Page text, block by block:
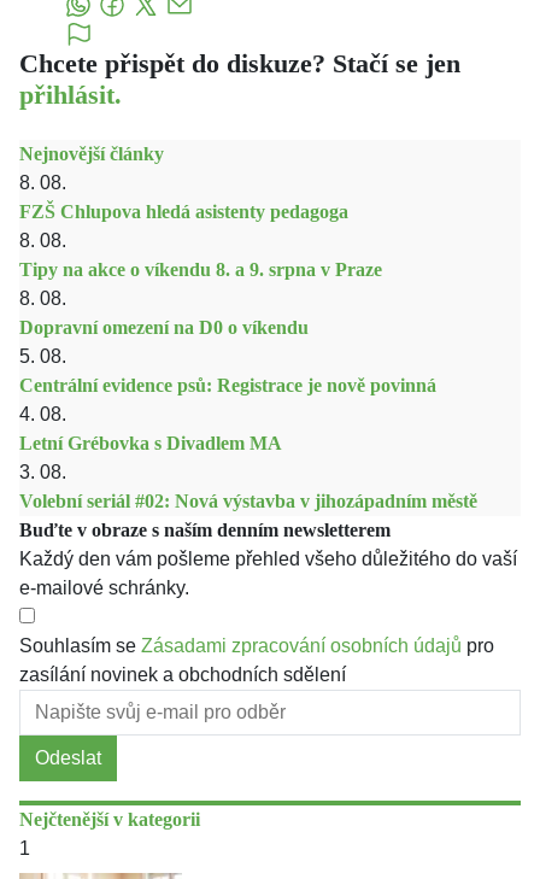
Chcete přispět do diskuze? Stačí se jen
přihlásit.
Nejnovější články
8. 08.
FZŠ Chlupova hledá asistenty pedagoga
8. 08.
Tipy na akce o víkendu 8. a 9. srpna v Praze
8. 08.
Dopravní omezení na D0 o víkendu
5. 08.
Centrální evidence psů: Registrace je nově povinná
4. 08.
Letní Grébovka s Divadlem MA
3. 08.
Volební seriál #02: Nová výstavba v jihozápadním městě
Buďte v obraze s naším denním newsletterem
Každý den vám pošleme přehled všeho důležitého do vaší
e-mailové schránky.
Souhlasím se Zásadami zpracování osobních údajů pro
zasílání novinek a obchodních sdělení
Odeslat
Nejčtenější v kategorii
1